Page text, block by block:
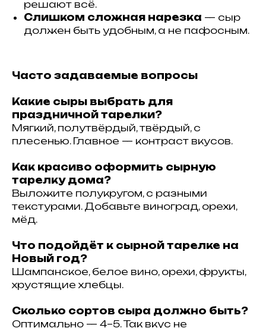
решают всё.
Слишком сложная нарезка — сыр
должен быть удобным, а не пафосным.
Часто задаваемые вопросы
Какие сыры выбрать для
праздничной тарелки?
Мягкий, полутвёрдый, твёрдый, с
плесенью. Главное — контраст вкусов.
Как красиво оформить сырную
тарелку дома?
Выложите полукругом, с разными
текстурами. Добавьте виноград, орехи,
мёд.
Что подойдёт к сырной тарелке на
Новый год?
Шампанское, белое вино, орехи, фрукты,
хрустящие хлебцы.
Сколько сортов сыра должно быть?
Оптимально — 4–5. Так вкус не